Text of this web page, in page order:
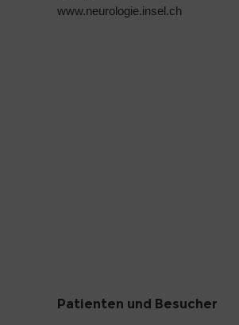
www.neurologie.insel.ch
Patienten und Besucher